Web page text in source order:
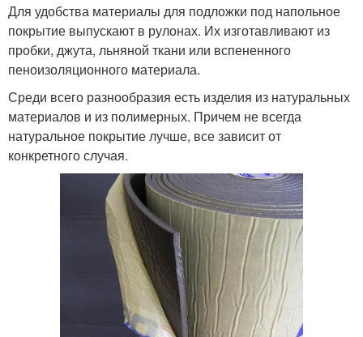
Для удобства материалы для подложки под напольное
покрытие выпускают в рулонах. Их изготавливают из
пробки, джута, льняной ткани или вспененного
пеноизоляционного материала.
Среди всего разнообразия есть изделия из натуральных
материалов и из полимерных. Причем не всегда
натуральное покрытие лучше, все зависит от
конкретного случая.